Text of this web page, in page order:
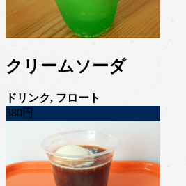
クリームソーダ
ドリンク, フロート
380円